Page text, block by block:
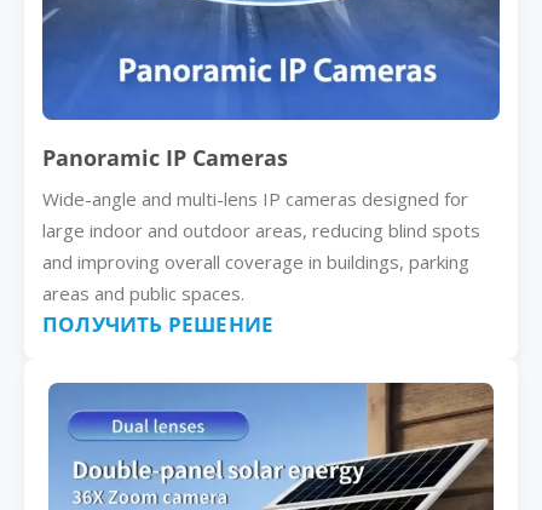
Panoramic IP Cameras
Wide-angle and multi-lens IP cameras designed for
large indoor and outdoor areas, reducing blind spots
and improving overall coverage in buildings, parking
areas and public spaces.
ПОЛУЧИТЬ РЕШЕНИЕ